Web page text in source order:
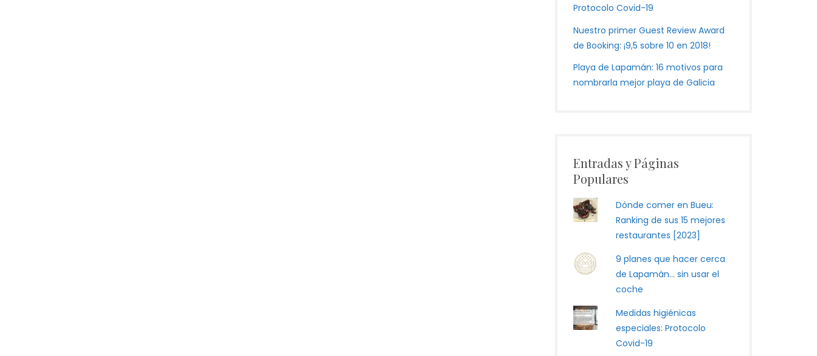
Protocolo Covid-19
Nuestro primer Guest Review Award
de Booking: ¡9,5 sobre 10 en 2018!
Playa de Lapamán: 16 motivos para
nombrarla mejor playa de Galicia
Entradas y Páginas
Populares
Dónde comer en Bueu:
Ranking de sus 15 mejores
restaurantes [2023]
9 planes que hacer cerca
de Lapamán... sin usar el
coche
Medidas higiénicas
especiales: Protocolo
Covid-19